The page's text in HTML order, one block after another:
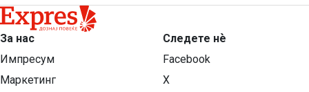
За нас
Импресум
Маркетинг
Следете нѐ
Facebook
X